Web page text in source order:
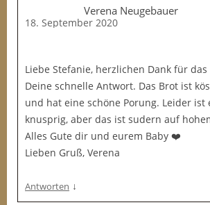
Verena Neugebauer
18. September 2020
Liebe Stefanie, herzlichen Dank für
Deine schnelle Antwort. Das Brot ist
und hat eine schöne Porung. Leider ist
knusprig, aber das ist sudern auf
Alles Gute dir und eurem Baby ❤️
Lieben Gruß, Verena
Antworten ↓